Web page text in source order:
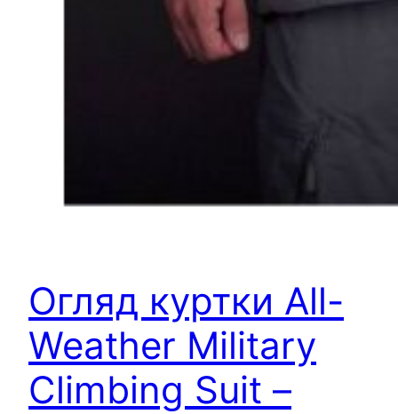
Огляд куртки All-
Weather Military
Climbing Suit –